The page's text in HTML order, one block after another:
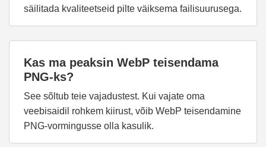
säilitada kvaliteetseid pilte väiksema failisuurusega.
Kas ma peaksin WebP teisendama
PNG-ks?
See sõltub teie vajadustest. Kui vajate oma
veebisaidil rohkem kiirust, võib WebP teisendamine
PNG-vormingusse olla kasulik.